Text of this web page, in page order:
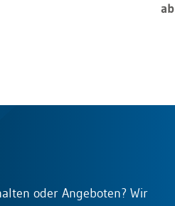
oder Angeboten? Wir